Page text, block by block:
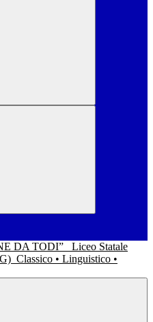
Liceo Statale
Classico • Linguistico •